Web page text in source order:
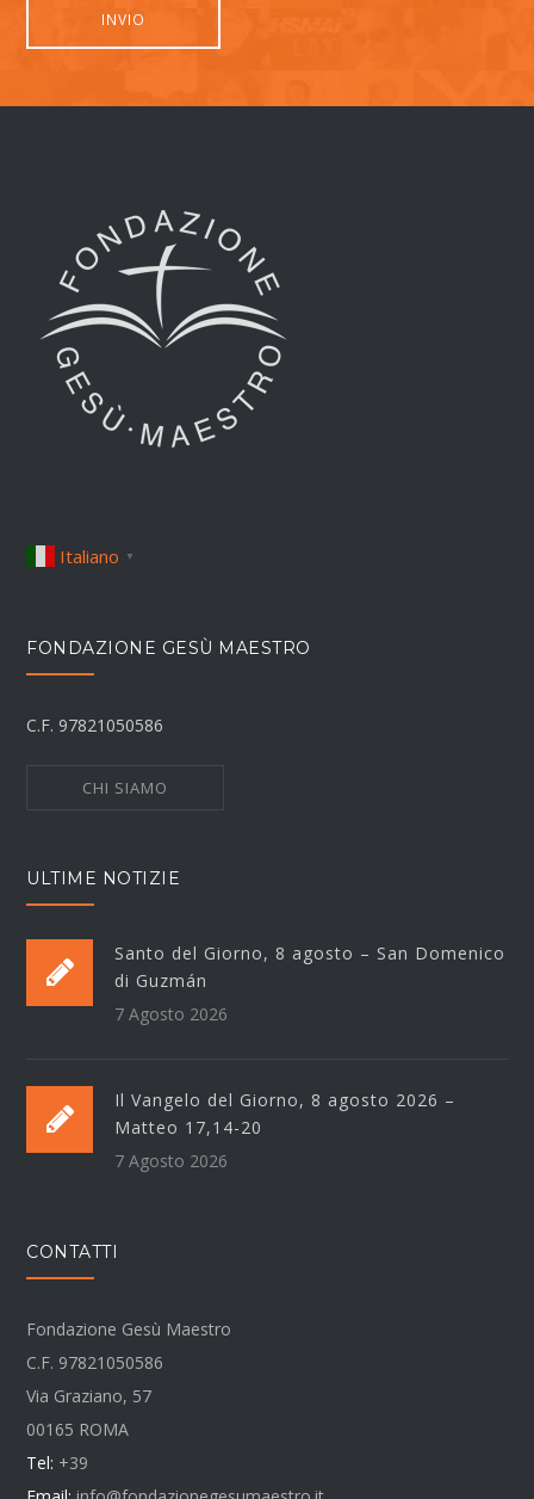
Italiano ▼
FONDAZIONE GESÙ MAESTRO
C.F. 97821050586
CHI SIAMO
ULTIME NOTIZIE
Santo del Giorno, 8 agosto – San Domenico
di Guzmán
7 Agosto 2026
Il Vangelo del Giorno, 8 agosto 2026 –
Matteo 17,14-20
7 Agosto 2026
CONTATTI
Fondazione Gesù Maestro
C.F. 97821050586
Via Graziano, 57
00165 ROMA
Tel: +39